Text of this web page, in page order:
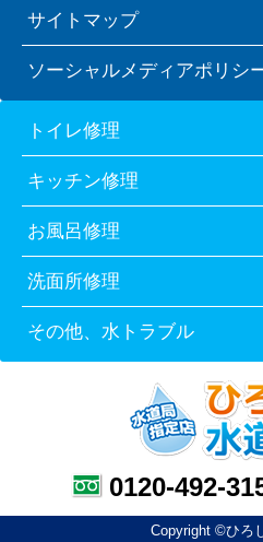
サイトマップ
ソーシャルメディアポリシ
トイレ修理
キッチン修理
お風呂修理
洗面所修理
その他、水トラブル
0120-492-
Copyright ©ひろ